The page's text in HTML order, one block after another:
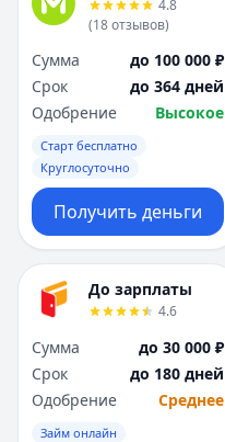
4.8
(18отзывов)
Сумма
до 100 000 ₽
Срок
до 364 дней
Одобрение
Высокое
Старт бесплатно
Круглосуточно
Получить деньги
До зарплаты
4.6
Сумма
до 30 000 ₽
Срок
до 180 дней
Одобрение
Среднее
Займ онлайн